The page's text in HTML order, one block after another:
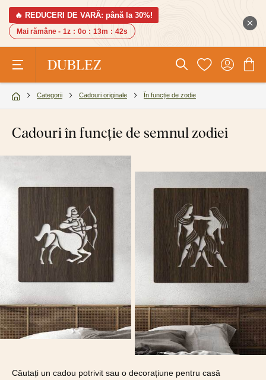
🔥 REDUCERI DE VARĂ: până la 30%!
Mai rămâne - 1z : 0o : 13m : 41s
Categorii Cadouri originale În funcție de zodie
Cadouri în funcție de semnul zodiei
Căutați un cadou potrivit sau o decorațiune pentru casă